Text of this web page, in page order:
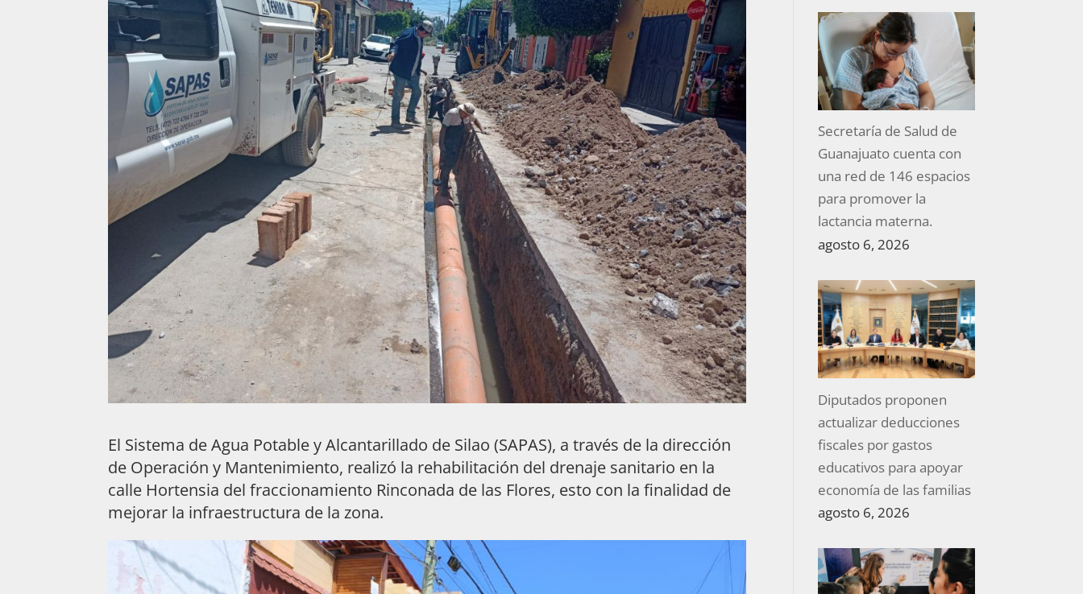
El Sistema de Agua Potable y Alcantarillado de Silao (SAPAS), a través de la dirección
de Operación y Mantenimiento, realizó la rehabilitación del drenaje sanitario en la
calle Hortensia del fraccionamiento Rinconada de las Flores, esto con la finalidad de
mejorar la infraestructura de la zona.
Secretaría de Salud de
Guanajuato cuenta con
una red de 146 espacios
para promover la
lactancia materna.
agosto 6, 2026
Diputados proponen
actualizar deducciones
fiscales por gastos
educativos para apoyar
economía de las familias
agosto 6, 2026